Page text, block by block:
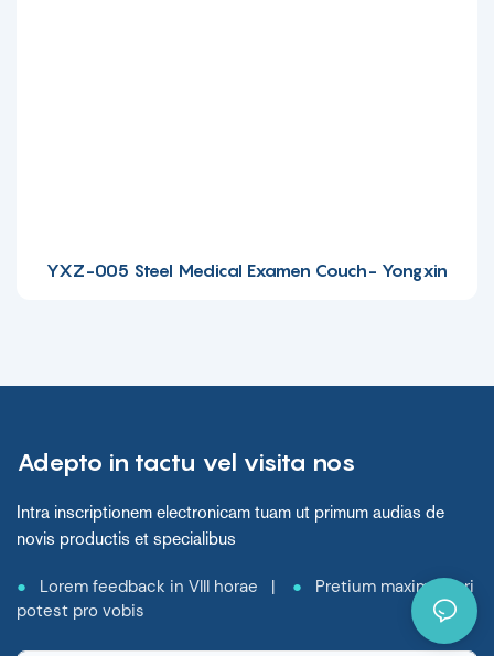
YXZ-005 Steel Medical Examen Couch- Yongxin
Adepto in tactu vel visita nos
Intra inscriptionem electronicam tuam ut primum audias de
novis productis et specialibus
● Lorem feedback in VIII horae | ●
Pretium maxime fieri
potest pro vobis